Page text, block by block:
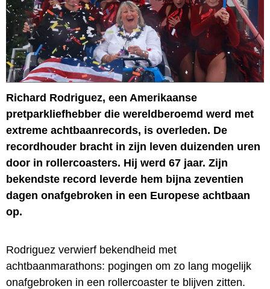
Richard Rodriguez, een Amerikaanse
pretparkliefhebber die wereldberoemd werd met
extreme achtbaanrecords, is overleden. De
recordhouder bracht in zijn leven duizenden uren
door in rollercoasters. Hij werd 67 jaar. Zijn
bekendste record leverde hem bijna zeventien
dagen onafgebroken in een Europese achtbaan
op.
Rodriguez verwierf bekendheid met
achtbaanmarathons: pogingen om zo lang mogelijk
onafgebroken in een rollercoaster te blijven zitten.